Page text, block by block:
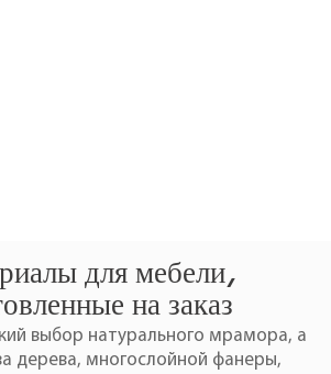
для мебели,
на заказ
выбор натурального мрамора, а
дерева, многослойной фанеры,